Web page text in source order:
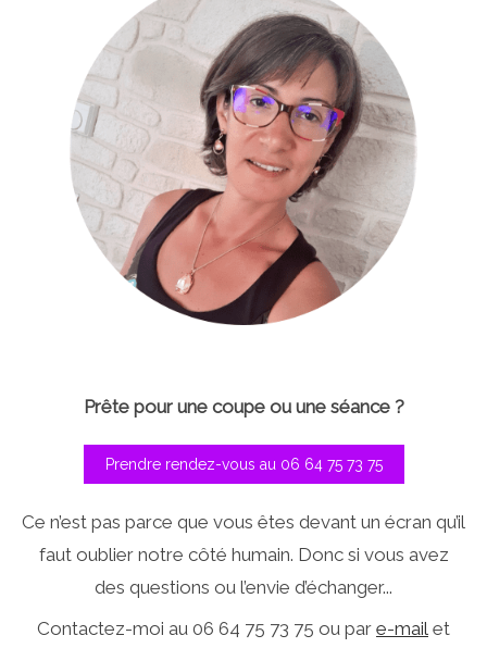
Prête pour une coupe ou une séance ?
Prendre rendez-vous au 06 64 75 73 75
Ce n’est pas parce que vous êtes devant un écran qu’il
faut oublier notre côté humain. Donc si vous avez
des questions ou l’envie d’échanger...
Contactez-moi au 06 64 75 73 75 ou par e-mail et